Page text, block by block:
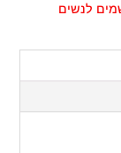
לנשים